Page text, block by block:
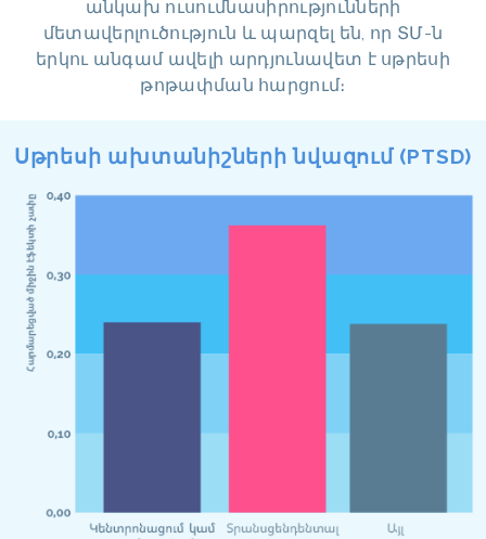
Սթրեսի ախտանիշների նվազում (PTSD)
անկախ ուսումնասիրությունների
մետավերլուծություն և պարզել են, որ ՏՄ-ն
երկու անգամ ավելի արդյունավետ է սթրեսի
թոթափման հարցում։